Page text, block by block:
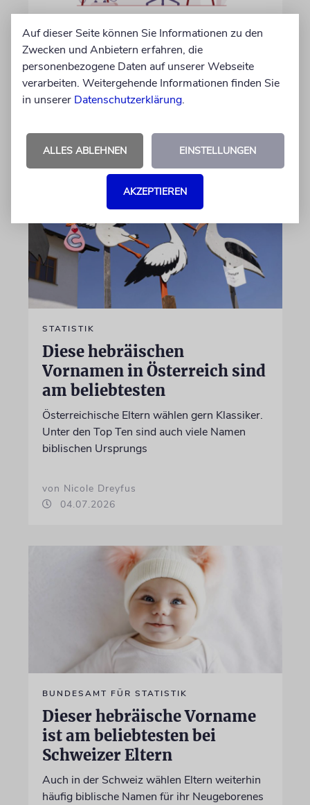
IN EIGENER SACHE
Volontär/in gesucht
Wir suchen zum 15. Oktober 2026 einen
Volontär (m/w/d) in Vollzeit
06.07.2026
STATISTIK
Diese hebräischen
Vornamen in Österreich sind
am beliebtesten
Österreichische Eltern wählen gern Klassiker.
Unter den Top Ten sind auch viele Namen
biblischen Ursprungs
von Nicole Dreyfus
04.07.2026
BUNDESAMT FÜR STATISTIK
Dieser hebräische Vorname
ist am beliebtesten bei
Schweizer Eltern
Auch in der Schweiz wählen Eltern weiterhin
häufig biblische Namen für ihr Neugeborenes
Auf dieser Seite können Sie Informationen zu den
Zwecken und Anbietern erfahren, die
personenbezogene Daten auf unserer Webseite
verarbeiten. Weitergehende Informationen finden Sie
in unserer Datenschutzerklärung.
ALLES ABLEHNEN EINSTELLUNGEN
AKZEPTIEREN